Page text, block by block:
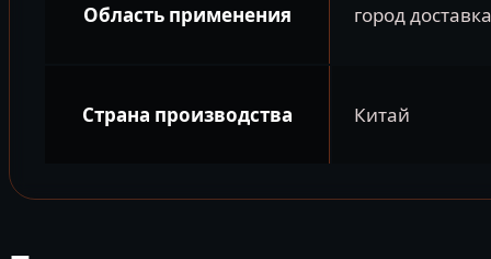
Область применения город
Страна производства Китай